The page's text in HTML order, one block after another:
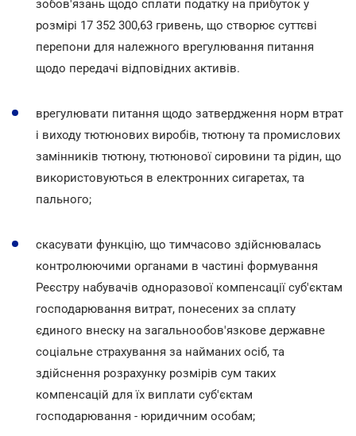
зобов'язань щодо сплати податку на прибуток у
розмірі 17 352 300,63 гривень, що створює суттєві
перепони для належного врегулювання питання
щодо передачі відповідних активів.
врегулювати питання щодо затвердження норм втрат
і виходу тютюнових виробів, тютюну та промислових
замінників тютюну, тютюнової сировини та рідин, що
використовуються в електронних сигаретах, та
пального;
скасувати функцію, що тимчасово здійснювалась
контролюючими органами в частині формування
Реєстру набувачів одноразової компенсації суб'єктам
господарювання витрат, понесених за сплату
єдиного внеску на загальнообов'язкове державне
соціальне страхування за найманих осіб, та
здійснення розрахунку розмірів сум таких
компенсацій для їх виплати суб'єктам
господарювання - юридичним особам;